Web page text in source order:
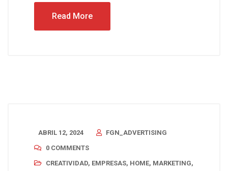
Read More
ABRIL 12, 2024
FGN_ADVERTISING
0 COMMENTS
CREATIVIDAD, EMPRESAS, HOME, MARKETING,